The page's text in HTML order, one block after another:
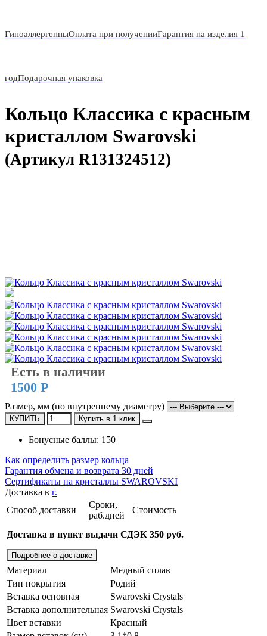
ГипоаллергенныОплата при полученииГарантия на изделия 1
годПодарочная упаковка
Кольцо Классика с красным
кристаллом Swarovski
(Артикул R131324512)
Есть в наличии
1500 Р
Размер, мм (по внутреннему диаметру)
КУПИТЬ Купить в 1 клик
Бонусные баллы: 150
Как определить размер кольца
Гарантия обмена и возврата 30 дней
Сертификаты на кристаллы SWAROVSKI
Доставка в г.
Способ доставки
Сроки,
раб.дней
Стоимость
Доставка в пункт выдачи СДЭК 350 руб.
Подробнее о доставке
Материал
Медный сплав
Тип покрытия
Родий
Вставка основная
Swarovski Crystals
Вставка дополнительная Swarovski Crystals
Цвет вставки
Красный